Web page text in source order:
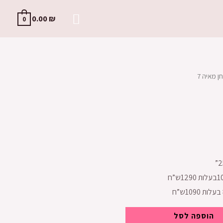
0.00₪
0
מאיה 7
הוספה לסל